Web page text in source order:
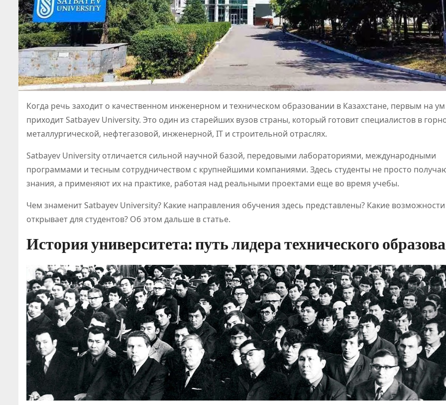
Когда речь заходит о качественном инженерном и техническом образовании в Казахстане, первым на ум
приходит Satbayev University. Это один из старейших вузов страны, который готовит специалистов в
металлургической, нефтегазовой, инженерной, IT и строительной отраслях.
Satbayev University отличается сильной научной базой, передовыми лабораториями, международными
программами и тесным сотрудничеством с крупнейшими компаниями. Здесь студенты не просто
знания, а применяют их на практике, работая над реальными проектами еще во время учебы.
Чем знаменит Satbayev University? Какие направления обучения здесь представлены? Какие
открывает для студентов? Об этом дальше в статье.
История университета: путь лидера технического